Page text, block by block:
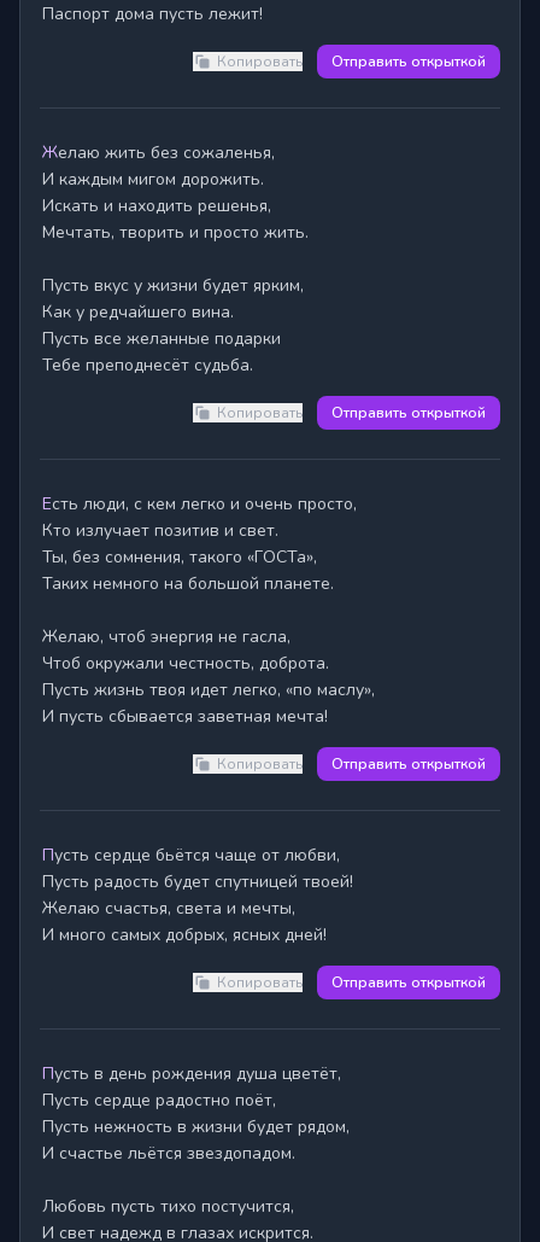
Паспорт дома пусть лежит!
Копировать Отправить открыткой
Желаю жить без сожаленья,
И каждым мигом дорожить.
Искать и находить решенья,
Мечтать, творить и просто жить.
Пусть вкус у жизни будет ярким,
Как у редчайшего вина.
Пусть все желанные подарки
Тебе преподнесёт судьба.
Копировать Отправить открыткой
Есть люди, с кем легко и очень просто,
Кто излучает позитив и свет.
Ты, без сомнения, такого «ГОСТа»,
Таких немного на большой планете.
Желаю, чтоб энергия не гасла,
Чтоб окружали честность, доброта.
Пусть жизнь твоя идет легко, «по маслу»,
И пусть сбывается заветная мечта!
Копировать Отправить открыткой
Пусть сердце бьётся чаще от любви,
Пусть радость будет спутницей твоей!
Желаю счастья, света и мечты,
И много самых добрых, ясных дней!
Копировать Отправить открыткой
Пусть в день рождения душа цветёт,
Пусть сердце радостно поёт,
Пусть нежность в жизни будет рядом,
И счастье льётся звездопадом.
Любовь пусть тихо постучится,
И свет надежд в глазах искрится.